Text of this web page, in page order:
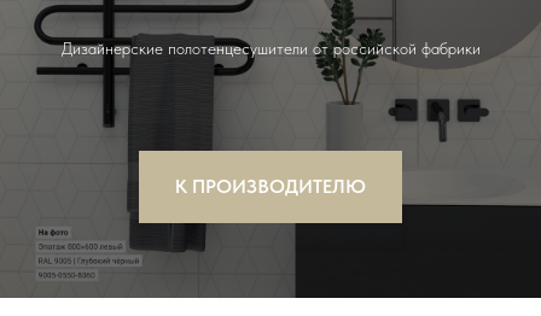
Дизайнерские полотенцесушители от российской фабрики
К ПРОИЗВОДИТЕЛЮ